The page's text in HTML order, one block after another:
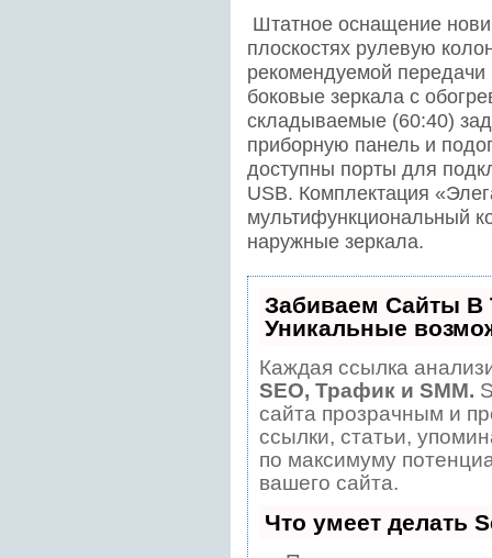
Штатное оснащение
плоскостях рулевую
рекомендуемой
боковые зеркала с
складываемые (60:40)
приборную панель и
доступны порты для
USB. Комплектация
мультифункциональный
наружные зеркала.
Забиваем Сайты
Уникальные
Каждая ссылка
SEO, Трафик и SMM.
сайта прозрачным и
ссылки, статьи,
по максимуму
вашего сайта.
Что умеет делать